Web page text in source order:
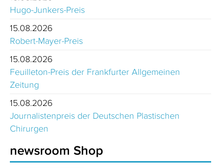
Hugo-Junkers-Preis
15.08.2026
Robert-Mayer-Preis
15.08.2026
Feuilleton-Preis der Frankfurter Allgemeinen
Zeitung
15.08.2026
Journalistenpreis der Deutschen Plastischen
Chirurgen
newsroom Shop